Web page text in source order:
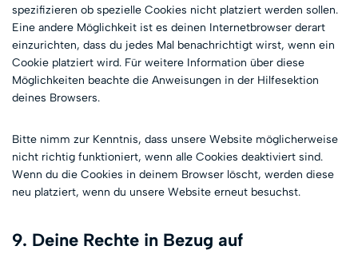
spezifizieren ob spezielle Cookies nicht platziert werden sollen.
Eine andere Möglichkeit ist es deinen Internetbrowser derart
einzurichten, dass du jedes Mal benachrichtigt wirst, wenn ein
Cookie platziert wird. Für weitere Information über diese
Möglichkeiten beachte die Anweisungen in der Hilfesektion
deines Browsers.
Bitte nimm zur Kenntnis, dass unsere Website möglicherweise
nicht richtig funktioniert, wenn alle Cookies deaktiviert sind.
Wenn du die Cookies in deinem Browser löscht, werden diese
neu platziert, wenn du unsere Website erneut besuchst.
9. Deine Rechte in Bezug auf